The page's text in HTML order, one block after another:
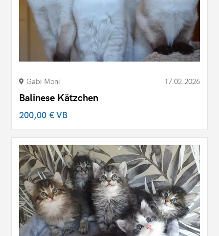
Gabi Moni 17.02.2026
Balinese Kätzchen
200,00 €VB